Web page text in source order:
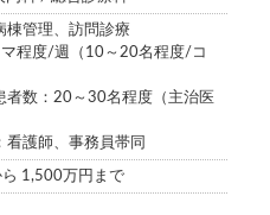
棟管理、訪問診療
マ程度/週（10～20名程度/コ
者数：20～30名程度（主治医
看護師、事務員帯同
1,500万円まで